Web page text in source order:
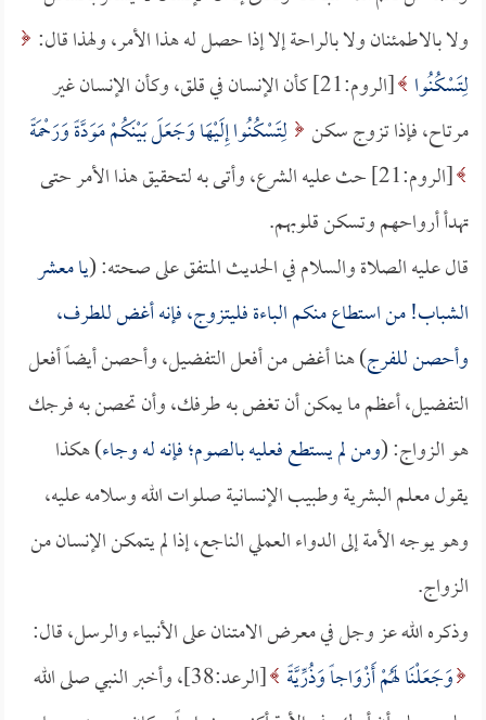
ولا بالاطمئنان ولا بالراحة إلا إذا حصل له هذا الأمر، ولهذا قال:
لِتَسْكُنُوا
[الروم:21] كأن الإنسان في قلق، وكأن الإنسان غير
مرتاح، فإذا تزوج سكن
لِتَسْكُنُوا إِلَيْهَا وَجَعَلَ بَيْنَكُمْ مَوَدَّةً وَرَحْمَةً
[الروم:21] حث عليه الشرع، وأتى به لتحقيق هذا الأمر حتى
تهدأ أرواحهم وتسكن قلوبهم.
قال عليه الصلاة والسلام في الحديث المتفق على صحته: (يا معشر
الشباب! من استطاع منكم الباءة فليتزوج، فإنه أغض للطرف،
وأحصن للفرج) هنا أغض من أفعل التفضيل، وأحصن أيضاً أفعل
التفضيل، أعظم ما يمكن أن تغض به طرفك، وأن تحصن به فرجك
هو الزواج: (ومن لم يستطع فعليه بالصوم؛ فإنه له وجاء) هكذا
يقول معلم البشرية وطبيب الإنسانية صلوات الله وسلامه عليه،
وهو يوجه الأمة إلى الدواء العملي الناجع، إذا لم يتمكن الإنسان من
الزواج.
وذكره الله عز وجل في معرض الامتنان على الأنبياء والرسل، قال:
وَجَعَلْنَا لَهُمْ أَزْوَاجاً وَذُرِّيَّةً
[الرعد:38]، وأخبر النبي صلى الله